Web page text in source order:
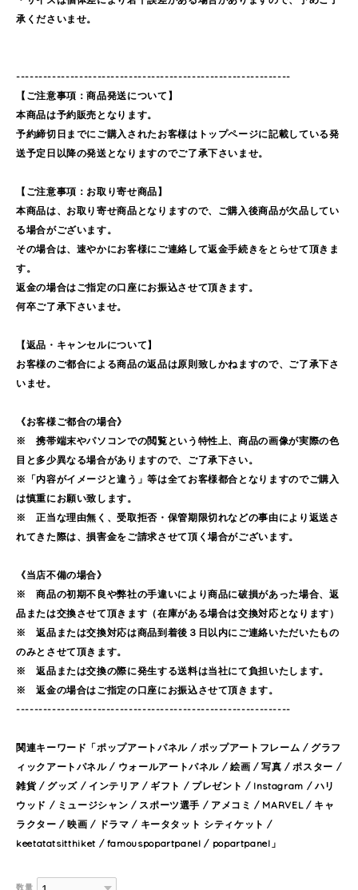
承くださいませ。
-------------------------------------------------------------
【ご注意事項：商品発送について】
本商品は予約販売となります。
予約締切日までにご購入されたお客様はトップページに記載している発
送予定日以降の発送となりますのでご了承下さいませ。
【ご注意事項：お取り寄せ商品】
本商品は、お取り寄せ商品となりますので、ご購入後商品が欠品してい
る場合がございます。
その場合は、速やかにお客様にご連絡して返金手続きをとらせて頂きま
す。
返金の場合はご指定の口座にお振込させて頂きます。
何卒ご了承下さいませ。
【返品・キャンセルについて】
お客様のご都合による商品の返品は原則致しかねますので、ご了承下さ
いませ。
《お客様ご都合の場合》
※ 携帯端末やパソコンでの閲覧という特性上、商品の画像が実際の色
目と多少異なる場合がありますので、ご了承下さい。
※「内容がイメージと違う」等は全てお客様都合となりますのでご購入
は慎重にお願い致します。
※ 正当な理由無く、受取拒否・保管期限切れなどの事由により返送さ
れてきた際は、損害金をご請求させて頂く場合がございます。
《当店不備の場合》
※ 商品の初期不良や弊社の手違いにより商品に破損があった場合、返
品または交換させて頂きます（在庫がある場合は交換対応となります）
※ 返品または交換対応は商品到着後３日以内にご連絡いただいたもの
のみとさせて頂きます。
※ 返品または交換の際に発生する送料は当社にて負担いたします。
※ 返金の場合はご指定の口座にお振込させて頂きます。
-------------------------------------------------------------
関連キーワード「ポップアートパネル / ポップアートフレーム / グラフ
ィックアートパネル / ウォールアートパネル / 絵画 / 写真 / ポスター /
雑貨 / グッズ / インテリア / ギフト / プレゼント / Instagram / ハリ
ウッド / ミュージシャン / スポーツ選手 / アメコミ / MARVEL / キャ
ラクター / 映画 / ドラマ / キータタット シティケット /
keetatatsitthiket / famouspopartpanel / popartpanel」
数量